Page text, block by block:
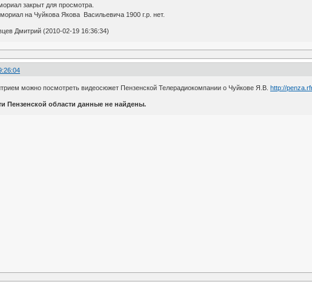
закрыт для просмотра.
на Чуйкова Якова Васильевича 1900 г.р. нет.
Дмитрий (2010-02-19 16:36:34)
можно посмотреть видеосюжет Пензенской Телерадиокомпании о Чуйкове Я.В. http://
Пензенской области данные не найдены.